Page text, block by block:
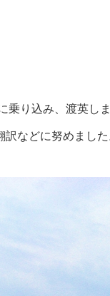
乗り込み、渡英し
などに努めまし